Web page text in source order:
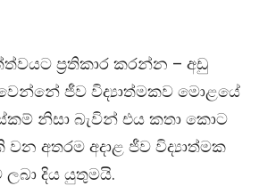
ප්‍රතිකාර කරන්න – අඩු
ජීව විද්‍යාත්මකව මොළයේ
නිසා බැවින් එය කතා කොට
අතරම අදාළ ජීව විද්‍යාත්මක
ලබා දිය යුතුමයි.